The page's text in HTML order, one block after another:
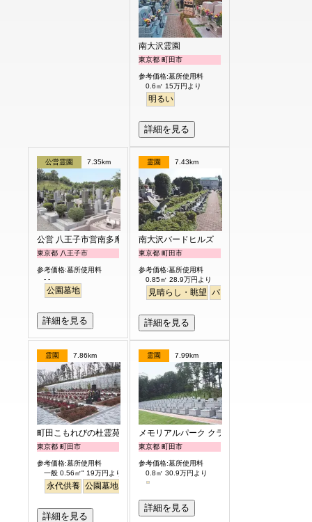
南大沢霊園
東京都 町田市
参考価格:墓所使用料
0.6㎡ 15万円より
明るい
詳細を見る
公営霊園 7.35km
公営 八王子市営南多摩都市霊園
東京都 八王子市
参考価格:墓所使用料
- -
公園墓地
詳細を見る
霊園 7.43km
南大沢バードヒルズ
東京都 町田市
参考価格:墓所使用料
0.85㎡ 28.9万円より
見晴らし・眺望 バリアフリー
詳細を見る
霊園 7.86km
町田こもれびの杜霊苑
東京都 町田市
参考価格:墓所使用料
一般 0.56㎡" 19万円より
永代供養 公園墓地 バリアフリー
詳細を見る
霊園 7.99km
メモリアルパーク クラウド御殿山
東京都 町田市
参考価格:墓所使用料
0.8㎡ 30.9万円より
詳細を見る